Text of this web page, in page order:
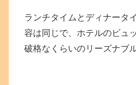
ランチタイムとディナータ
容は同じで、ホテルのビュ
破格なくらいのリーズナブ